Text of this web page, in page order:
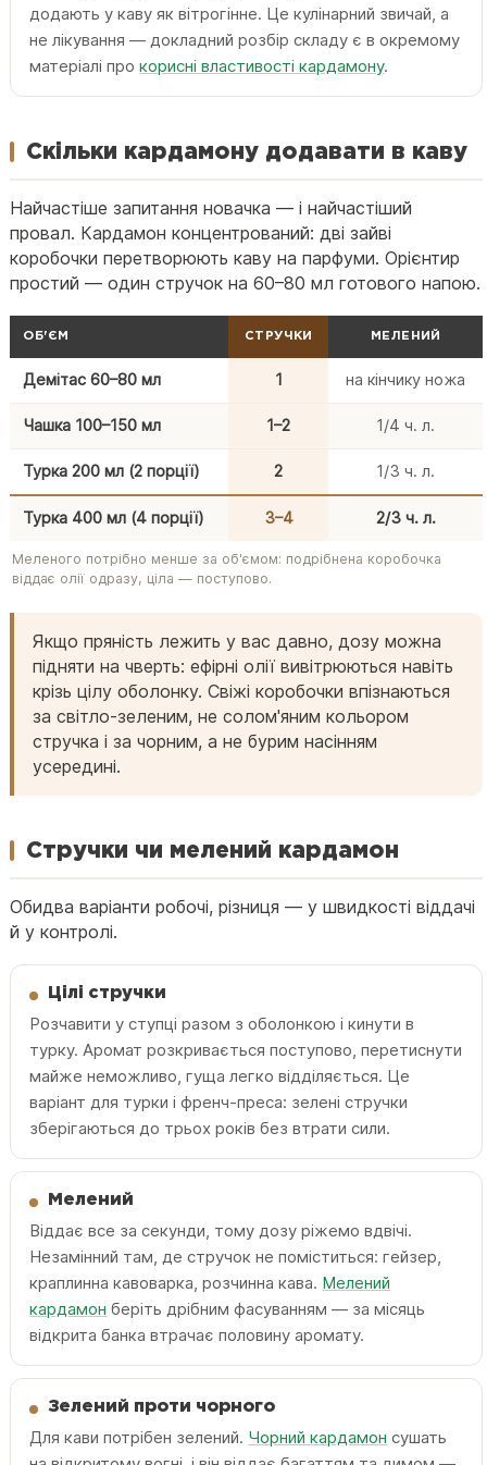
додають у каву як вітрогінне. Це кулінарний звичай, а
не лікування — докладний розбір складу є в окремому
матеріалі прокорисні властивості кардамону.
Скільки кардамону додавати в каву
Найчастіше запитання новачка — і найчастіший
провал. Кардамон концентрований: дві зайві
коробочки перетворюють каву на парфуми. Орієнтир
простий — один стручок на 60–80 мл готового напою.
ОБ'ЄМ СТРУЧКИ МЕЛЕНИЙ
Демітас 60–80 мл 1 на кінчику ножа
Чашка 100–150 мл 1–2 1/4 ч. л.
Турка 200 мл (2 порції) 2 1/3 ч. л.
Турка 400 мл (4 порції) 3–4 2/3 ч. л.
Меленого потрібно менше за об'ємом: подрібнена коробочка
віддає олії одразу, ціла — поступово.
Якщо пряність лежить у вас давно, дозу можна
підняти на чверть: ефірні олії вивітрюються навіть
крізь цілу оболонку. Свіжі коробочки впізнаються
за світло-зеленим, не солом'яним кольором
стручка і за чорним, а не бурим насінням
усередині.
Стручки чи мелений кардамон
Обидва варіанти робочі, різниця — у швидкості віддачі
й у контролі.
Цілі стручки
Розчавити у ступці разом з оболонкою і кинути в
турку. Аромат розкривається поступово, перетиснути
майже неможливо, гуща легко відділяється. Це
варіант для турки і френч-преса: зелені стручки
зберігаються до трьох років без втрати сили.
Мелений
Віддає все за секунди, тому дозу ріжемо вдвічі.
Незамінний там, де стручок не поміститься: гейзер,
краплинна кавоварка, розчинна кава. Мелений
кардамон беріть дрібним фасуванням — за місяць
відкрита банка втрачає половину аромату.
Зелений проти чорного
Для кави потрібен зелений. Чорний кардамон сушать